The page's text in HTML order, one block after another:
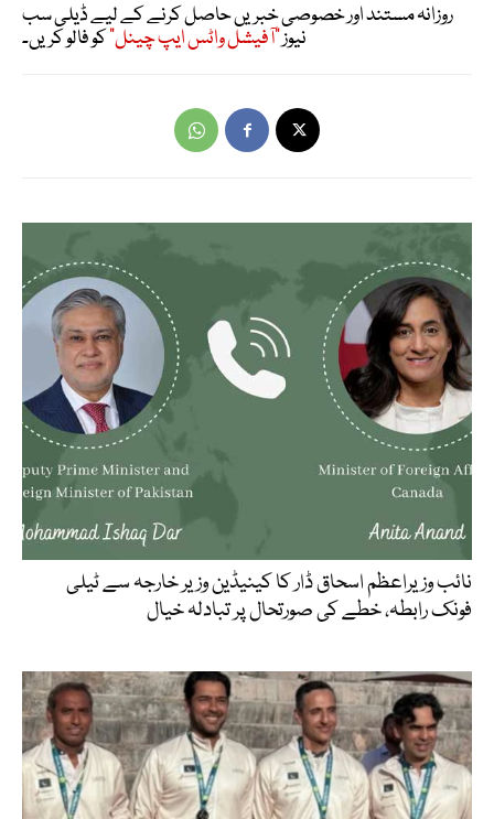
روزانہ مستند اور خصوصی خبریں حاصل کرنے کے لیے ڈیلی سب
نیوز"آفیشل واٹس ایپ چینل"کو فالو کریں۔
نائب وزیراعظم اسحاق ڈار کا کینیڈین وزیر خارجہ سے ٹیلی
فونک رابطہ، خطے کی صورتحال پر تبادلہ خیال